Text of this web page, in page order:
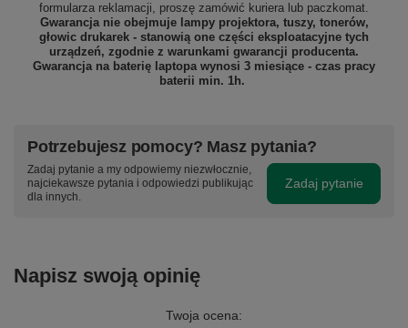
formularza reklamacji, proszę zamówić kuriera lub paczkomat.
Gwarancja nie obejmuje lampy projektora, tuszy, tonerów,
głowic drukarek - stanowią one części eksploatacyjne tych
urządzeń, zgodnie z warunkami gwarancji producenta.
Gwarancja na baterię laptopa wynosi 3 miesiące - czas pracy
baterii min. 1h.
Potrzebujesz pomocy? Masz pytania?
Zadaj pytanie a my odpowiemy niezwłocznie,
najciekawsze pytania i odpowiedzi publikując
dla innych.
Zadaj pytanie
Napisz swoją opinię
Twoja ocena: